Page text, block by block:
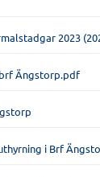
2023
Ängstorp.pdf
i Brf